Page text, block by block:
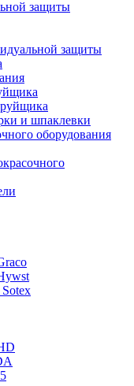
защиты
защиты
и шпаклевки
оборудования